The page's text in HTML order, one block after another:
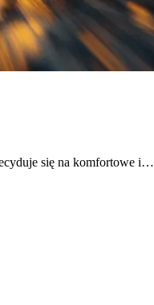
się na komfortowe i…